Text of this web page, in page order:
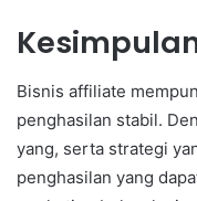
Bisnis affiliate
penghasilan stabil.
yang, serta strategi
penghasilan yang